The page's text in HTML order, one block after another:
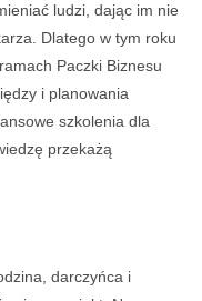
ludzi, dając im nie
Dlatego w tym roku
Paczki Biznesu
i planowania
szkolenia dla
przekażą
darczyńca i